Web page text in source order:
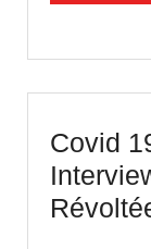
Covid